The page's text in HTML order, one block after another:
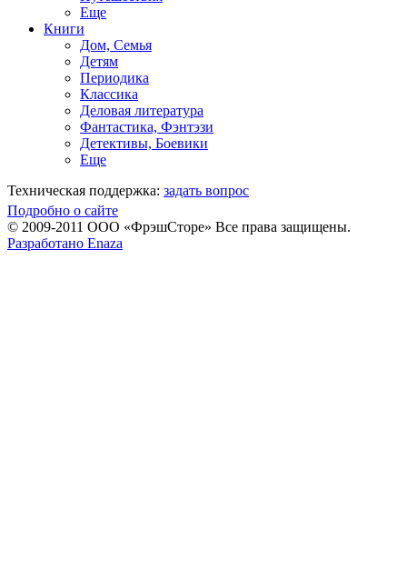
Еще
Книги
Дом, Семья
Детям
Периодика
Классика
Деловая литература
Фантастика, Фэнтэзи
Детективы, Боевики
Еще
Техническая поддержка: задать вопрос
Подробно о сайте
© 2009-2011 ООО «ФрэшСторе» Все права защищены.
Разработано Enaza